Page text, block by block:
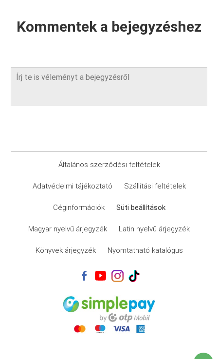
Kommentek a bejegyzéshez
Általános szerződési feltételek
Adatvédelmi tájékoztató Szállítási feltételek
Céginformációk Süti beállítások
Magyar nyelvű árjegyzék Latin nyelvű árjegyzék
Könyvek árjegyzék Nyomtatható katalógus